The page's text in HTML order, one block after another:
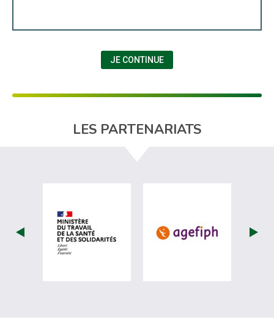
JE CONTINUE
LES PARTENARIATS
visiter les site de Ministère du travail
visiter les